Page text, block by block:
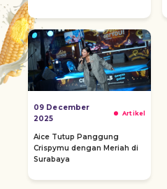
09 December
2025
Artikel
Aice Tutup Panggung
Crispymu dengan Meriah di
Surabaya